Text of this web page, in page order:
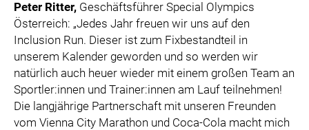
Peter Ritter, Geschäftsführer Special Olympics
Österreich: „Jedes Jahr freuen wir uns auf den
Inclusion Run. Dieser ist zum Fixbestandteil in
unserem Kalender geworden und so werden wir
natürlich auch heuer wieder mit einem großen Team an
Sportler:innen und Trainer:innen am Lauf teilnehmen!
Die langjährige Partnerschaft mit unseren Freunden
vom Vienna City Marathon und Coca-Cola macht mich